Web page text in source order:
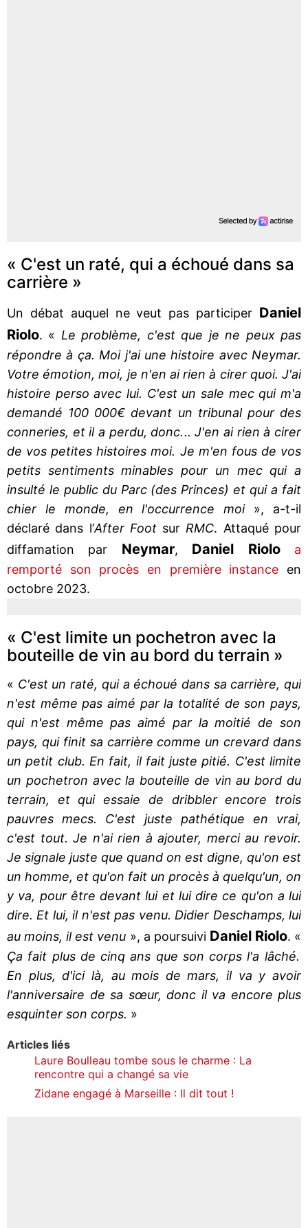
« C'est un raté, qui a échoué dans sa
carrière »
Un débat auquel ne veut pas participer Daniel
Riolo. « Le problème, c'est que je ne peux pas
répondre à ça. Moi j'ai une histoire avec Neymar.
Votre émotion, moi, je n'en ai rien à cirer quoi. J'ai
histoire perso avec lui. C'est un sale mec qui m'a
demandé 100 000€ devant un tribunal pour des
conneries, et il a perdu, donc... J'en ai rien à cirer
de vos petites histoires moi. Je m'en fous de vos
petits sentiments minables pour un mec qui a
insulté le public du Parc (des Princes) et qui a fait
chier le monde, en l'occurrence moi», a-t-il
déclaré dans l’After Footsur RMC. Attaqué pour
diffamation par Neymar, Daniel Riolo
a
remporté son procès en première instance en
octobre 2023.
« C'est limite un pochetron avec la
bouteille de vin au bord du terrain »
« C'est un raté, qui a échoué dans sa carrière, qui
n'est même pas aimé par la totalité de son pays,
qui n'est même pas aimé par la moitié de son
pays, qui finit sa carrière comme un crevard dans
un petit club. En fait, il fait juste pitié. C'est limite
un pochetron avec la bouteille de vin au bord du
terrain, et qui essaie de dribbler encore trois
pauvres mecs. C'est juste pathétique en vrai,
c'est tout. Je n'ai rien à ajouter, merci au revoir.
Je signale juste que quand on est digne, qu'on est
un homme, et qu'on fait un procès à quelqu'un, on
y va, pour être devant lui et lui dire ce qu'on a lui
dire. Et lui, il n'est pas venu. Didier Deschamps, lui
au moins, il est venu », a poursuivi Daniel Riolo. «
Ça fait plus de cinq ans que son corps l'a lâché.
En plus, d'ici là, au mois de mars, il va y avoir
l'anniversaire de sa sœur, donc il va encore plus
esquinter son corps. »
Articles liés
Laure Boulleau tombe sous le charme : La
rencontre qui a changé sa vie
Zidane engagé à Marseille : Il dit tout !